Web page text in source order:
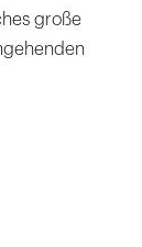
große